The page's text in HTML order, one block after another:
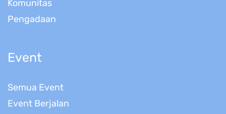
Komunitas
Pengadaan
Event
Semua Event
Event Berjalan